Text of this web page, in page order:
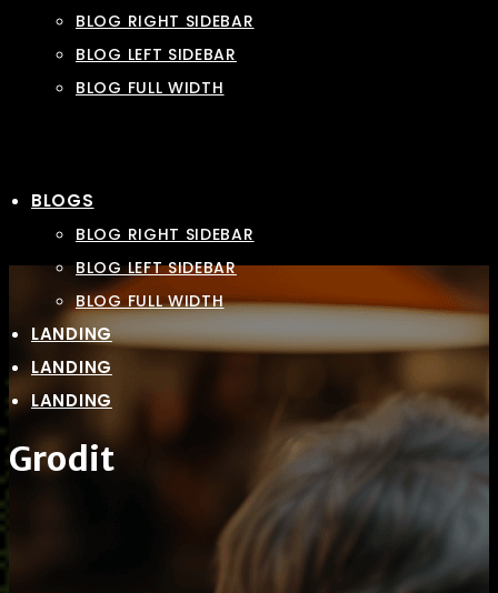
BLOG RIGHT SIDEBAR
BLOG LEFT SIDEBAR
BLOG FULL WIDTH
BLOGS
BLOG RIGHT SIDEBAR
BLOG LEFT SIDEBAR
BLOG FULL WIDTH
LANDING
LANDING
LANDING
Grodit